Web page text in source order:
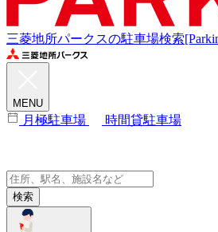
三菱地所パークスの駐車場検索
MENU
月極駐車場 時間貸駐車場
検索